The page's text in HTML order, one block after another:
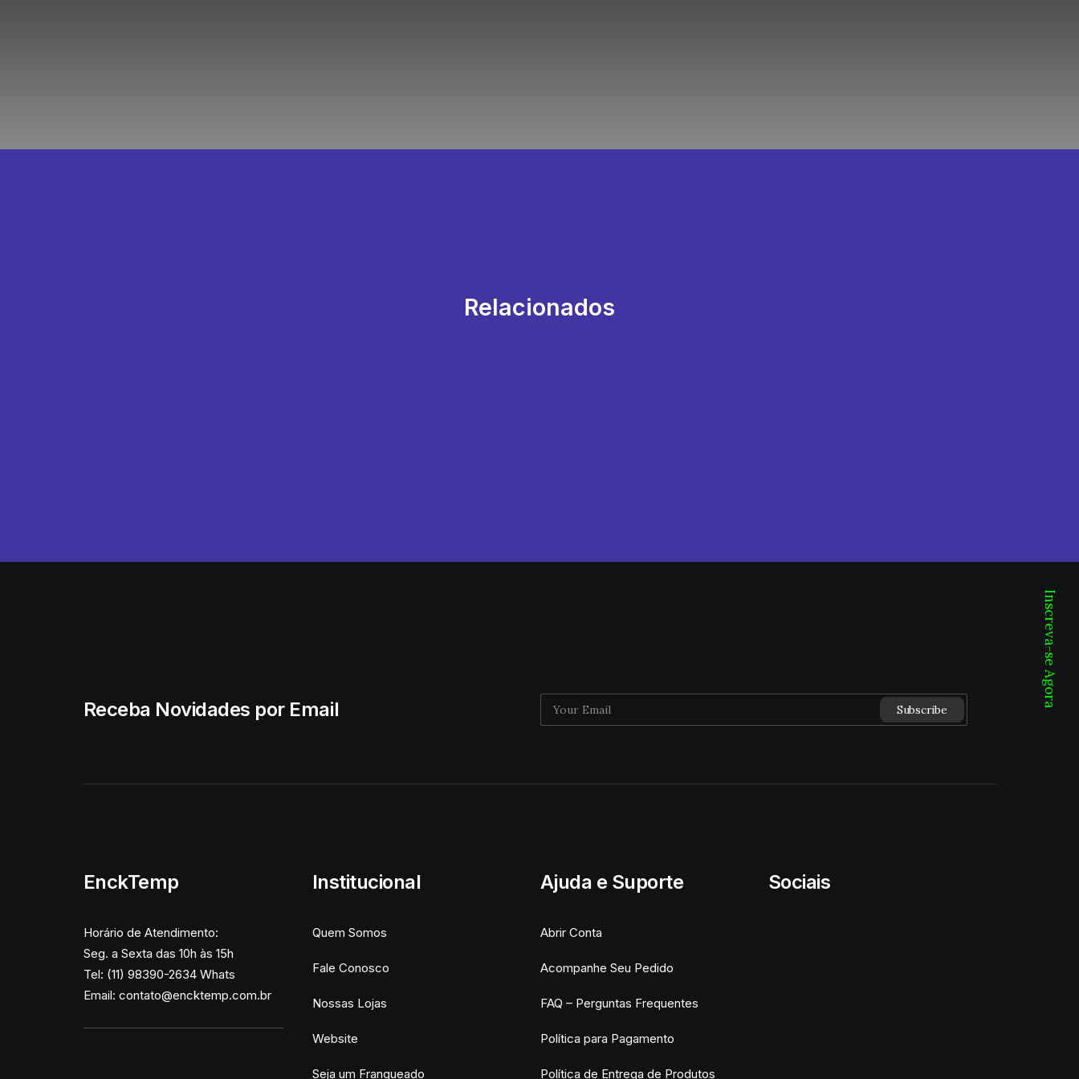
Relacionados
Receba Novidades por Email
EnckTemp
Horário de Atendimento:
Seg. a Sexta das 10h às 15h
Tel: (11) 98390-2634 Whats
Email: contato@encktemp.com.br
Institucional
Quem Somos
Fale Conosco
Nossas Lojas
Website
Seja um Franqueado
Ajuda e Suporte
Abrir Conta
Acompanhe Seu Pedido
FAQ – Perguntas Frequentes
Política para Pagamento
Política de Entrega de Produtos
Sociais
Inscreva-se Agora